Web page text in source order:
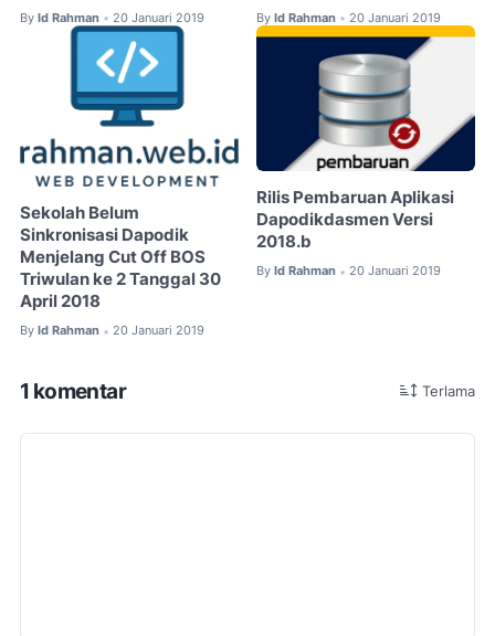
By Id Rahman • 20 Januari 2019 By Id Rahman • 20 Januari 2019
Sekolah Belum
Sinkronisasi Dapodik
Menjelang Cut Off BOS
Triwulan ke 2 Tanggal 30
April 2018
By Id Rahman • 20 Januari 2019
Rilis Pembaruan Aplikasi
Dapodikdasmen Versi
2018.b
By Id Rahman • 20 Januari 2019
1 komentar Terlama